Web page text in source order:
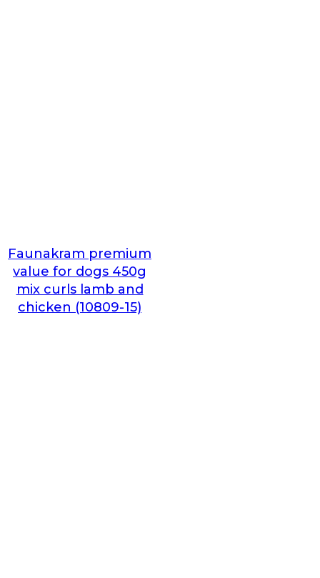
Faunakram premium
value for dogs 450g
mix curls lamb and
chicken (10809-15)